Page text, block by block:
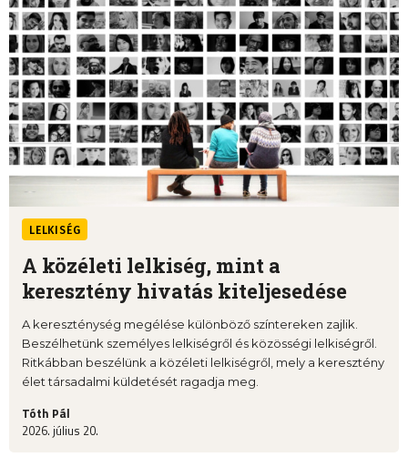
LELKISÉG
A közéleti lelkiség, mint a
keresztény hivatás kiteljesedése
A kereszténység megélése különböző színtereken zajlik.
Beszélhetünk személyes lelkiségről és közösségi lelkiségről.
Ritkábban beszélünk a közéleti lelkiségről, mely a keresztény
élet társadalmi küldetését ragadja meg.
Tóth Pál
2026. július 20.